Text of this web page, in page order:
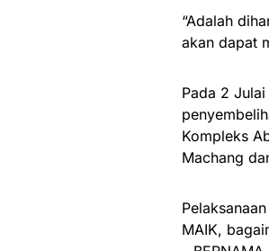
“Adalah
akan dapat
Pada 2
Kompleks
Machang
MAIK,